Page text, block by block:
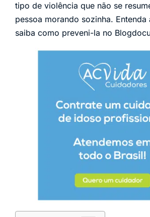
tipo de violência que não se
pessoa morando sozinha. Entenda
saiba como preveni-la no